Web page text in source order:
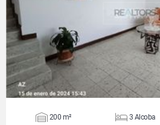
VIEW DETAILS
200 m² 3 Alcoba